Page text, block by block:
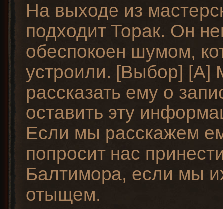
На выходе из
подходит Торак. Он
обеспокоен шумом,
устроили. [Выбор]
рассказать ему о
оставить эту
Если мы расскажем
попросит нас
Балтимора, если мы
отыщем.